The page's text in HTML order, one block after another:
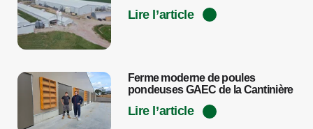
Lire l’article
Ferme moderne de poules
pondeuses GAEC de la Cantinière
Lire l’article